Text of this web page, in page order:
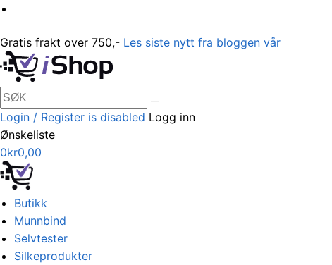
Gratis frakt over 750,- Les siste nytt fra bloggen vår
Login / Register is disabled Logg inn
Ønskeliste
0kr0,00
Butikk
Munnbind
Selvtester
Silkeprodukter